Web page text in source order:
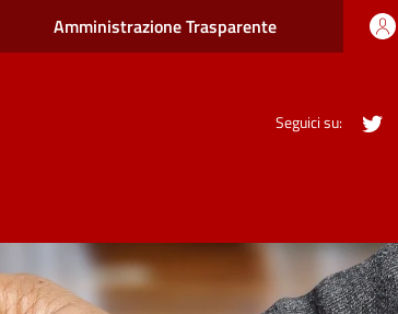
Amministrazione Trasparente
Seguici su: